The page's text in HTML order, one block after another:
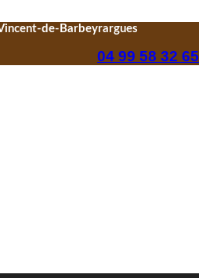
de-Barbeyrargues
04 99 58 32 65